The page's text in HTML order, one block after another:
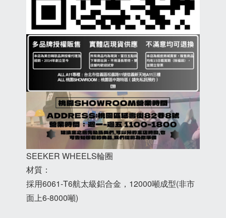
SEEKER WHEELS輪圈
材質：
採用6061-T6航太級鋁合金，12000噸成型(非市
面上6-8000噸)